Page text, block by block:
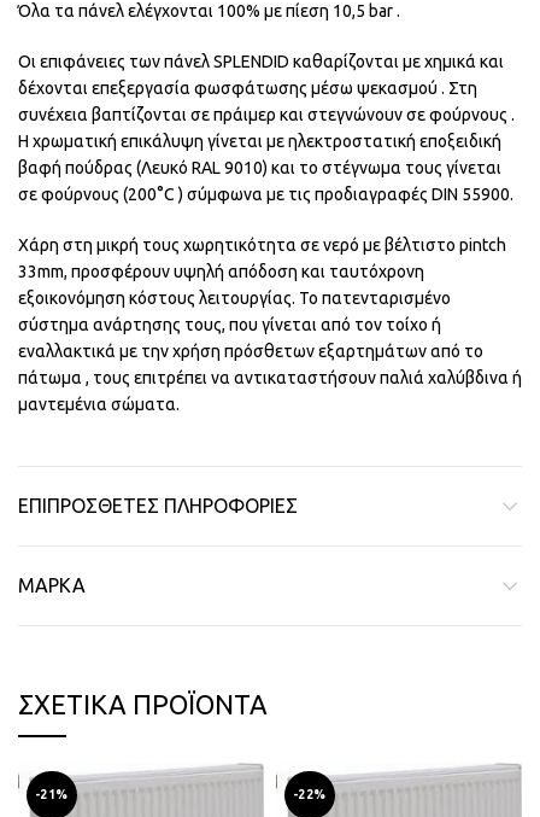
Όλα τα πάνελ ελέγχονται 100% με πίεση 10,5 bar .
Οι επιφάνειες των πάνελ SPLENDID καθαρίζονται με χημικά και
δέχονται επεξεργασία φωσφάτωσης μέσω ψεκασμού . Στη
συνέχεια βαπτίζονται σε πράιμερ και στεγνώνουν σε φούρνους .
Η χρωματική επικάλυψη γίνεται με ηλεκτροστατική εποξειδική
βαφή πούδρας (Λευκό RAL 9010) και το στέγνωμα τους γίνεται
σε φούρνους (200°C ) σύμφωνα με τις προδιαγραφές DIN 55900.
Χάρη στη μικρή τους χωρητικότητα σε νερό με βέλτιστο pintch
33mm, προσφέρουν υψηλή απόδοση και ταυτόχρονη
εξοικονόμηση κόστους λειτουργίας. Το πατενταρισμένο
σύστημα ανάρτησης τους, που γίνεται από τον τοίχο ή
εναλλακτικά με την χρήση πρόσθετων εξαρτημάτων από το
πάτωμα , τους επιτρέπει να αντικαταστήσουν παλιά χαλύβδινα ή
μαντεμένια σώματα.
ΕΠΙΠΡΌΣΘΕΤΕΣ ΠΛΗΡΟΦΟΡΊΕΣ
ΜΆΡΚΑ
ΣΧΕΤΙΚΆ ΠΡΟΪΌΝΤΑ
-21% -22%